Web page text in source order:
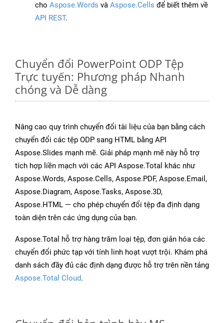
cho Aspose.Words và Aspose.Cells để biết thêm về
API REST.
Chuyển đổi PowerPoint ODP Tệp
Trực tuyến: Phương pháp Nhanh
chóng và Dễ dàng
Nâng cao quy trình chuyển đổi tài liệu của bạn bằng cách
chuyển đổi các tệp ODP sang HTML bằng API
Aspose.Slides mạnh mẽ. Giải pháp mạnh mẽ này hỗ trợ
tích hợp liền mạch với các API Aspose.Total khác như
Aspose.Words, Aspose.Cells, Aspose.PDF, Aspose.Email,
Aspose.Diagram, Aspose.Tasks, Aspose.3D,
Aspose.HTML — cho phép chuyển đổi tệp đa định dạng
toàn diện trên các ứng dụng của bạn.
Aspose.Total hỗ trợ hàng trăm loại tệp, đơn giản hóa các
chuyển đổi phức tạp với tính linh hoạt vượt trội. Khám phá
danh sách đầy đủ các định dạng được hỗ trợ trên nền tảng
Aspose.Total Cloud.